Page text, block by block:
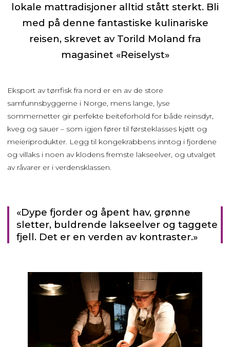
lokale mattradisjoner alltid stått sterkt. Bli
med på denne fantastiske kulinariske
reisen, skrevet av Torild Moland fra
magasinet «Reiselyst»
Eksport av tørrfisk fra nord er en av de store
samfunnsbyggerne i Norge, mens lange, lyse
sommernetter gir perfekte beiteforhold for både reinsdyr,
kveg og sauer – som igjen fører til førsteklasses kjøtt og
meieriprodukter. Legg til kongekrabbens inntog i fjordene
og villaks i noen av klodens fremste lakseelver, og utvalget
av råvarer er i verdensklassen.
«Dype fjorder og åpent hav, grønne
sletter, buldrende lakseelver og taggete
fjell. Det er en verden av kontraster.»